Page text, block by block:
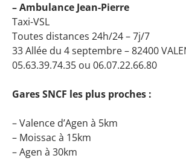
– Ambulance Jean-Pierre
Taxi-VSL
Toutes distances 24h/24 – 7j/7
33 Allée du 4 septembre – 82400
05.63.39.74.35 ou 06.07.22.66.80
Gares SNCF les plus proches :
– Valence d’Agen à 5km
– Moissac à 15km
– Agen à 30km